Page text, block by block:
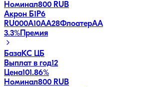
Номинал800 RUB
Акрон Б1P6
RU000A10AA28ФлоатерAA
3.3% Премия
БазаКС ЦБ
Выплат в год12
Цена101.86%
Номинал800 RUB